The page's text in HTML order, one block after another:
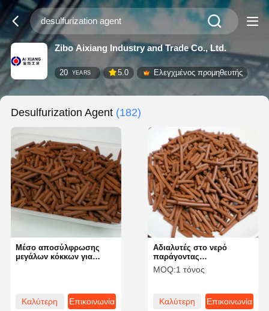
Zibo Aixiang Industry and Trade Co., Ltd.
20 YEARS 5.0 Ελεγχμένος προμηθευτής
Desulfurization Agent (182)
Μέσο αποσύλφρωσης
μεγάλων κόκκων για
Καλύτερη
Επικοινωνία
Αδιαλυτές στο νερό
παράγοντας
αποσύλφισης
MOQ:1 τόνος
Καλύτερη
Επικοινωνία